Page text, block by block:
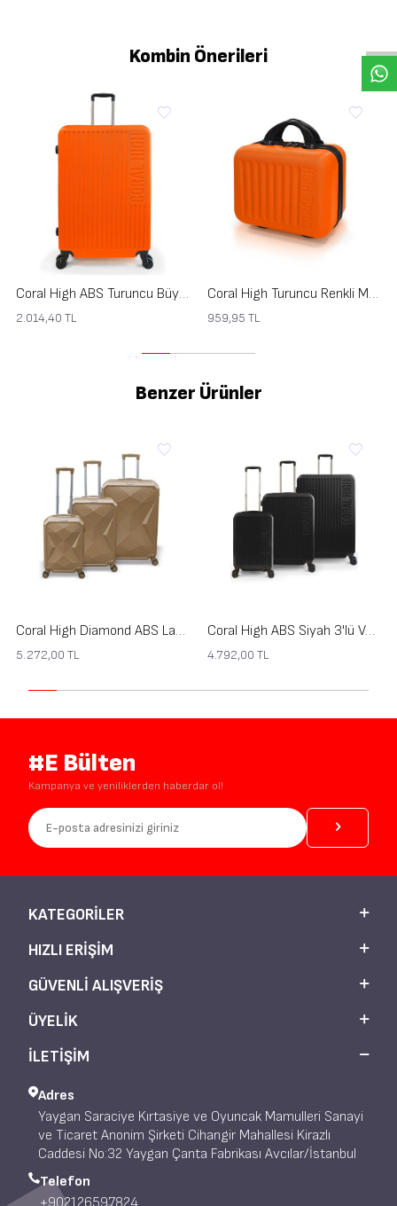
Kombin Önerileri
Coral High ABS Turuncu Büyük Boy Valiz 16523
2.014,40 TL
Coral High Turuncu Renkli Makyaj Çanta 16524
959,95 TL
Benzer Ürünler
Coral High Diamond ABS Latte 3'lü Valiz Seti 16630
5.272,00 TL
Coral High ABS Siyah 3'lü Valiz Seti 16400
4.792,00 TL
#E Bülten
Kampanya ve yeniliklerden haberdar ol!
KATEGORILER
HIZLI ERIŞIM
GÜVENLI ALIŞVERIŞ
ÜYELIK
İLETİŞİM
Adres
Yaygan Saraciye Kırtasiye ve Oyuncak Mamulleri Sanayi
ve Ticaret Anonim Şirketi Cihangir Mahallesi Kirazlı
Caddesi No:32 Yaygan Çanta Fabrikası Avcılar/İstanbul
Telefon